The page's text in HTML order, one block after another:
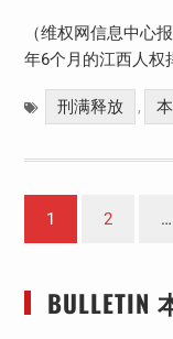
（维权网信息中心
年6个月的江西人权
刑满释放 ,
章
页
1 2 …
BULLETIN